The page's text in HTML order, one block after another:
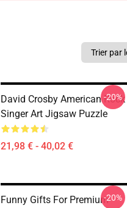
David Crosby American Rock
Singer Art Jigsaw Puzzle
21,98 € - 40,02 €
-20%
Funny Gifts For Premium-20%